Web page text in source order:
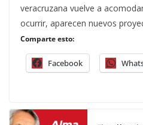
veracruzana vuelve a
ocurrir, aparecen nuevos
Comparte esto:
Facebook